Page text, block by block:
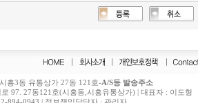
흥3동 유통상가 27동 121호-A/S등 발송주소
97. 27동121호(시흥동,시흥유통상가) | 대표자 : 이도형